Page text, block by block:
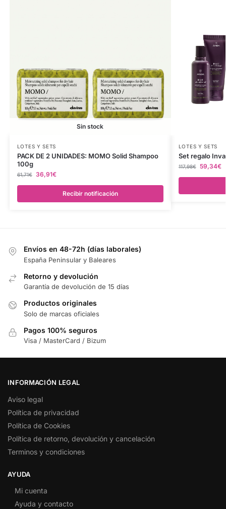
Sin stock
LOTES Y SETS
PACK DE 2 UNIDADES: MOMO Solid Shampoo
100g
61,71€ 36,91€
Recibir notificación
LOTES Y SETS
Set regalo
117,98€ 59,34€
Envíos en 48-72h (días laborales)
España Peninsular y Baleares
Retorno y devolución
Garantía de devolución de 15 días
Productos originales
Solo de marcas oficiales
Pagos 100% seguros
Visa / MasterCard / Bizum
INFORMACIÓN LEGAL
Aviso legal
Política de privacidad
Política de Cookies
Política de retorno, devolución y cancelación
Terminos y condiciones
AYUDA
Mi cuenta
Ayuda y contacto